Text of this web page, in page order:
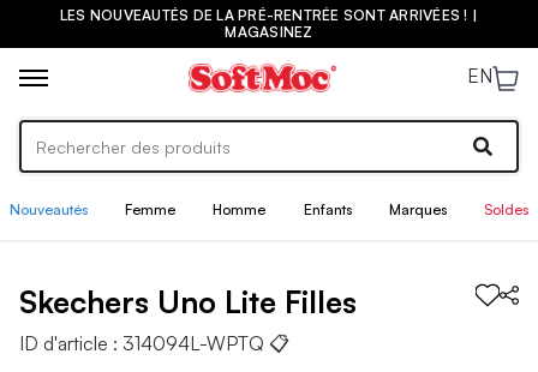
LES NOUVEAUTÉS DE LA PRÉ-RENTRÉE SONT ARRIVÉES ! |
MAGASINEZ
EN
Nouveautés Femme Homme Enfants Marques Soldes
Skechers Uno Lite Filles
ID d'article : 314094L-WPTQ 📋